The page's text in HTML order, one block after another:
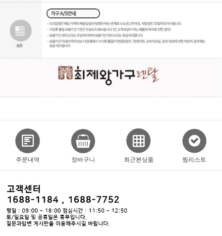
주문내역 장바구니 최근본상품 찜리스트